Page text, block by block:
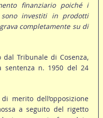
finanziario poiché i
sono investiti in prodotti
completamente su di
Tribunale di Cosenza,
sentenza n. 1950 del 24
merito dell’opposizione
a seguito del rigetto